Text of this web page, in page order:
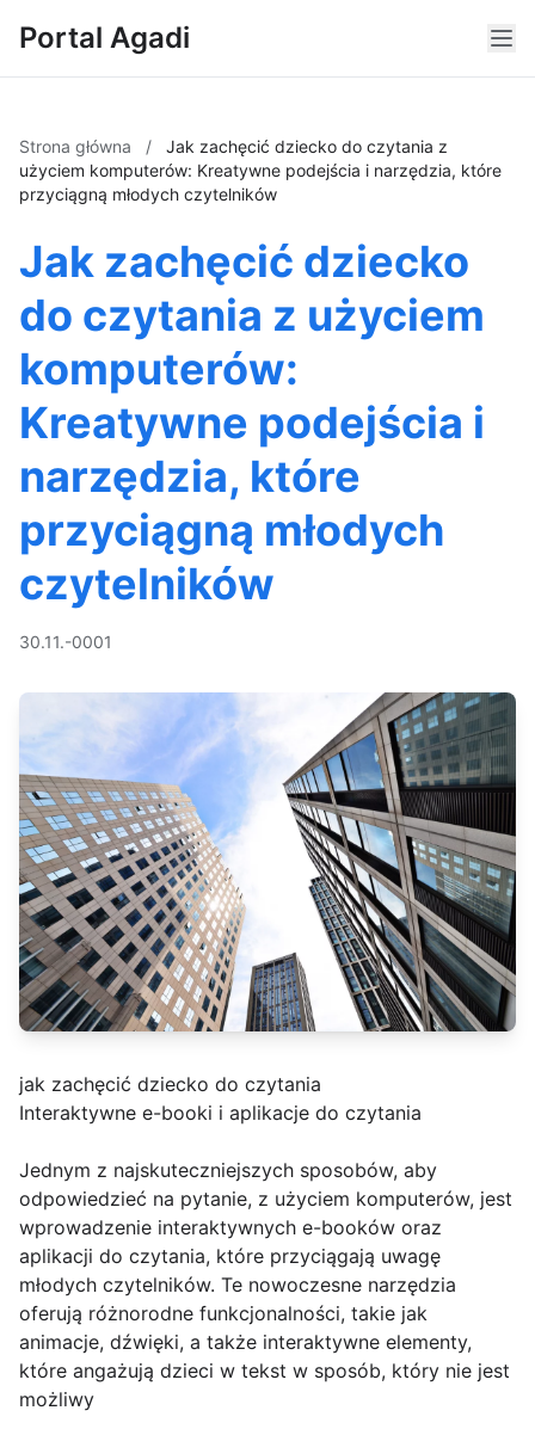
Portal Agadi
Strona główna /
Jak zachęcić dziecko do czytania z
użyciem komputerów: Kreatywne podejścia i narzędzia, które
przyciągną młodych czytelników
Jak zachęcić dziecko
do czytania z użyciem
komputerów:
Kreatywne podejścia i
narzędzia, które
przyciągną młodych
czytelników
30.11.-0001
jak zachęcić dziecko do czytania
Interaktywne e-booki i aplikacje do czytania
Jednym z najskuteczniejszych sposobów, aby
odpowiedzieć na pytanie, z użyciem komputerów, jest
wprowadzenie interaktywnych e-booków oraz
aplikacji do czytania, które przyciągają uwagę
młodych czytelników. Te nowoczesne narzędzia
oferują różnorodne funkcjonalności, takie jak
animacje, dźwięki, a także interaktywne elementy,
które angażują dzieci w tekst w sposób, który nie jest
możliwy